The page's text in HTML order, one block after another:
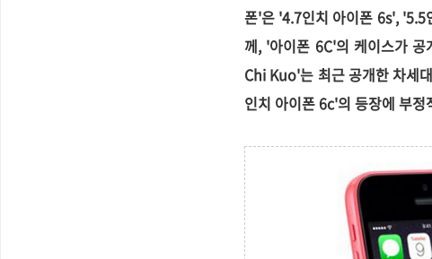
폰'은 '4.7인치 아이폰 6s', '5.5
께, '아이폰 6C'의 케이스가 공
Chi Kuo'는 최근 공개한 차세
인치 아이폰 6c'의 등장에 부정